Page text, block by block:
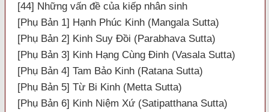
[44] Những vấn đề của kiếp nhân sinh
[Phụ Bản 1] Hạnh Phúc Kinh (Mangala Sutta)
[Phụ Bản 2] Kinh Suy Đồi (Parabhava Sutta)
[Phụ Bản 3] Kinh Hạng Cùng Đinh (Vasala Sutta)
[Phụ Bản 4] Tam Bảo Kinh (Ratana Sutta)
[Phụ Bản 5] Từ Bi Kinh (Metta Sutta)
[Phụ Bản 6] Kinh Niệm Xứ (Satipatthana Sutta)